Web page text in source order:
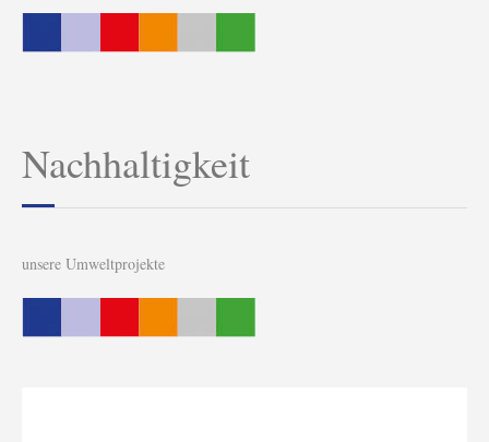
Nachhaltigkeit
unsere Umweltprojekte